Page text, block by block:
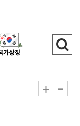
검
색
기
+ -